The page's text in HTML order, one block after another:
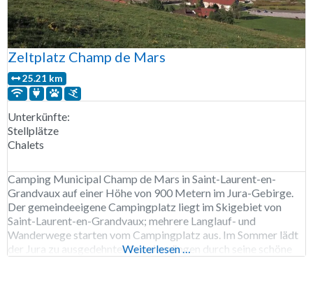
Zeltplatz Champ de Mars
25.21 km
Unterkünfte:
Stellplätze
Chalets
Camping Municipal Champ de Mars in Saint-Laurent-en-
Grandvaux auf einer Höhe von 900 Metern im Jura-Gebirge.
Der gemeindeeigene Campingplatz liegt im Skigebiet von
Saint-Laurent-en-Grandvaux; mehrere Langlauf- und
Wanderwege starten vom Campingplatz aus. Im Sommer lädt
der Jura zu ausgedehnten Spaziergängen durch seine schöne
Weiterlesen …